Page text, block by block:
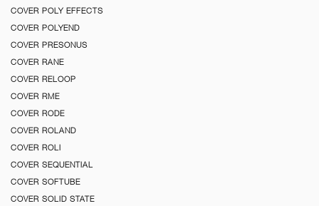
COVER POLY EFFECTS
COVER POLYEND
COVER PRESONUS
COVER RANE
COVER RELOOP
COVER RME
COVER RODE
COVER ROLAND
COVER ROLI
COVER SEQUENTIAL
COVER SOFTUBE
COVER SOLID STATE